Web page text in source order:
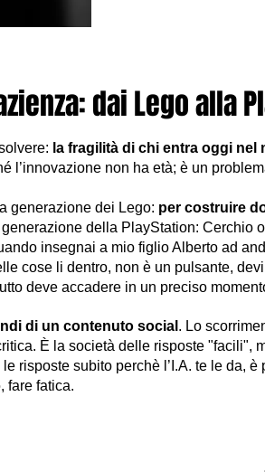
dai Lego alla
la fragilità di chi entra oggi nel
l’innovazione non ha età; è un
generazione dei Lego: per costruire
generazione della PlayStation: Cerchio
insegnai a mio figlio Alberto ad
cose li dentro, non è un pulsante,
deve accadere in un preciso
di un contenuto social . Lo
È la società delle risposte "facili",
risposte subito perchè l’I.A. te le da,
fare fatica.